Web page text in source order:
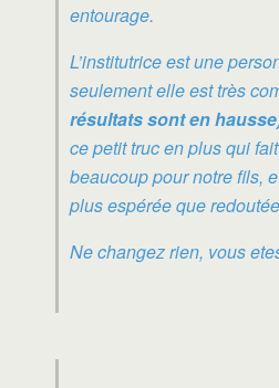
entourage.
L’institutrice est une
seulement elle est très
résultats sont en
ce petit truc en plus qui
beaucoup pour notre fils,
plus espérée que
Ne changez rien, vous